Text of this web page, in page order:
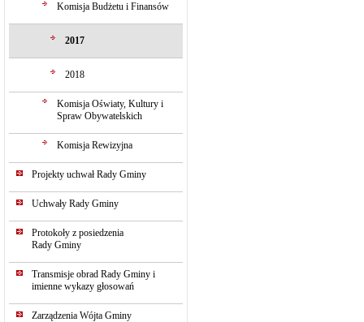
Komisja Budżetu i Finansów
2017
2018
Komisja Oświaty, Kultury i
Spraw Obywatelskich
Komisja Rewizyjna
Projekty uchwał Rady Gminy
Uchwały Rady Gminy
Protokoły z posiedzenia
Rady Gminy
Transmisje obrad Rady Gminy i
imienne wykazy głosowań
Zarządzenia Wójta Gminy